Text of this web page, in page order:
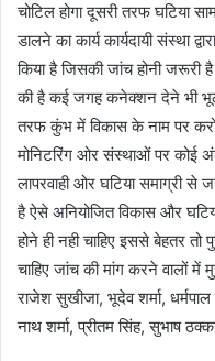
चोटिल होगा दूसरी तरफ घटिया
डालने का कार्य कार्यदायी संस्था
किया है जिसकी जांच होनी जरूरी
की है कई जगह कनेक्शन देने भी भूल
तरफ कुंभ में विकास के नाम पर
मोनिटरिंग ओर संस्थाओं पर कोई
लापरवाही ओर घटिया समाग्री से
है ऐसे अनियोजित विकास और
होने ही नही चाहिए इससे बेहतर तो
चाहिए जांच की मांग करने वालों
राजेश सुखीजा, भूदेव शर्मा,
नाथ शर्मा, प्रीतम सिंह, सुभाष